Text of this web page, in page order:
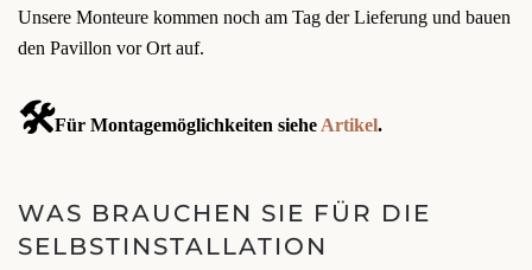
Unsere Monteure kommen noch am Tag der Lieferung und bauen
den Pavillon vor Ort auf.
🛠️Für Montagemöglichkeiten siehe Artikel.
WAS BRAUCHEN SIE FÜR DIE
SELBSTINSTALLATION